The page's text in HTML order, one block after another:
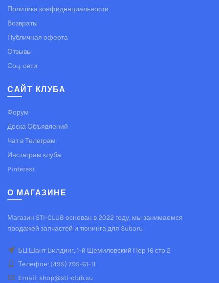
Политика конфиденциальности
Возвраты
Публичная оферта
Отзывы
Соц. сети
САЙТ КЛУБА
Форум
Доска Объявлений
Чат в Телеграм
Инстаграм клуба
Pinterest
О МАГАЗИНЕ
Магазин STI-CLUB основан в 2022 году, мы занимаемся
продажей запчастей и тюнинга для Subaru
БЦ Шант Билдинг, 1-й Щемиловский Пер 16 стр 2
Телефон: (495) 795-61-11
Email: shop@sti-club.su